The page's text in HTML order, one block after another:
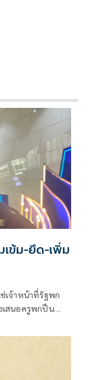
เข้ม-ยึด-เพิ่ม
เจ้าหน้าที่รัฐพก
เสนอครูพกปืน